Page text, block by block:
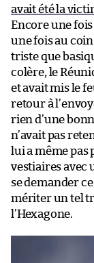
avait été la
Encore une
une fois au
triste que
colère, le
et avait mis le
retour à
rien d’une
n’avait pas
lui a même pas
vestiaires avec
se demander
mériter un tel
l’Hexagone.